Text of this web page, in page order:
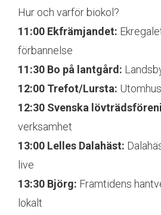
Hur och varför biokol?
11:00 Ekfrämjandet:
förbannelse
11:30 Bo på lantgård:
12:00 Trefot/Lursta:
12:30 Svenska
verksamhet
13:00 Lelles Dalahäst:
live
13:30 Björg: Framtidens
lokalt